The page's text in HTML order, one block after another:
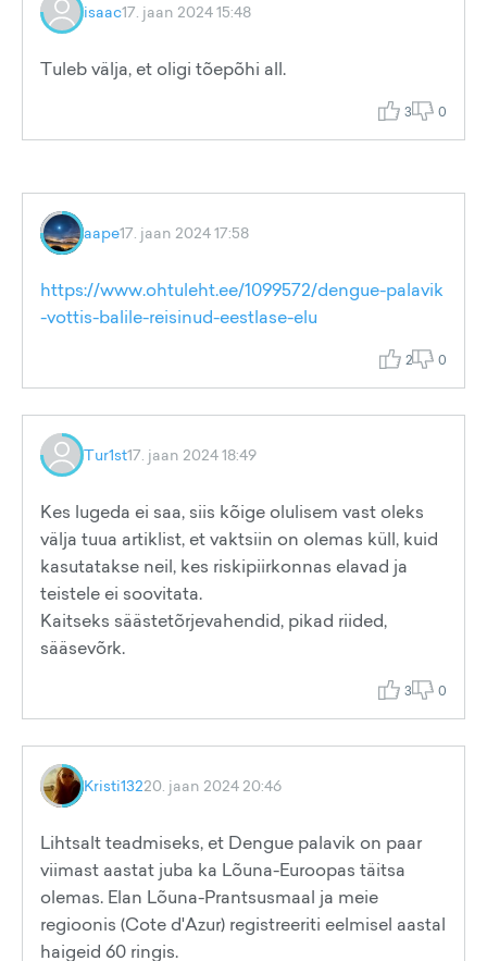
isaac17. jaan 2024 15:48
Tuleb välja, et oligi tõepõhi all.
3 0
aape17. jaan 2024 17:58
https://www.ohtuleht.ee/1099572/dengue-palavik
-vottis-balile-reisinud-eestlase-elu
2 0
Tur1st17. jaan 2024 18:49
Kes lugeda ei saa, siis kõige olulisem vast oleks
välja tuua artiklist, et vaktsiin on olemas küll, kuid
kasutatakse neil, kes riskipiirkonnas elavad ja
teistele ei soovitata.
Kaitseks säästetõrjevahendid, pikad riided,
sääsevõrk.
3 0
Kristi13220. jaan 2024 20:46
Lihtsalt teadmiseks, et Dengue palavik on paar
viimast aastat juba ka Lõuna-Euroopas täitsa
olemas. Elan Lõuna-Prantsusmaal ja meie
regioonis (Cote d'Azur) registreeriti eelmisel aastal
haigeid 60 ringis.